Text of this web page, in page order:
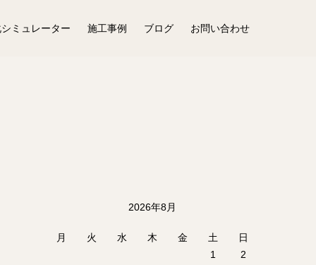
ミュレーター 施工事例 ブログ お問い合わせ
2026年8月
月 火 水 木 金 土
日
1
2